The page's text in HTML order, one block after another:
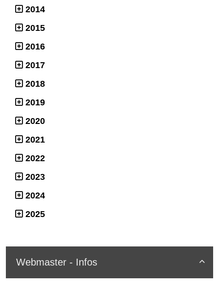
2014
2015
2016
2017
2018
2019
2020
2021
2022
2023
2024
2025

Webmaster - Infos